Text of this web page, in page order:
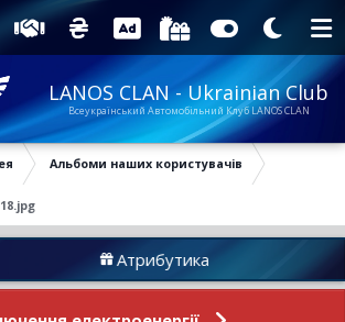
LANOS CLAN - Ukrainian Club
Всеукраїнський Автомобільний Клуб LANOS CLAN
Альбоми наших користувачів
Атрибутика